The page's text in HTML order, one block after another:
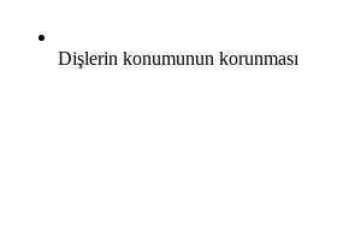
Dişlerin konumunun korunması